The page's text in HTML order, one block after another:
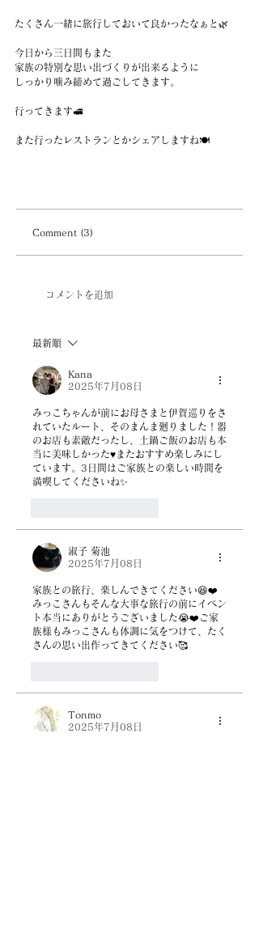
たくさん一緒に旅行しておいて良かったなぁと🌿
今日から三日間もまた
家族の特別な思い出づくりが出来るように
しっかり噛み締めて過ごしてきます。
行ってきます🚅
また行ったレストランとかシェアしますね🍽️
Comment (3)
コメントを追加
最新順
Kana
2025年7月08日
みっこちゃんが前にお母さまと伊賀巡りをさ
れていたルート、そのまんま廻りました！器
のお店も素敵だったし、土鍋ご飯のお店も本
当に美味しかった♥またおすすめ楽しみにし
ています。3日間はご家族との楽しい時間を
満喫してくださいね✨
淑子 菊池
2025年7月08日
家族との旅行、楽しんできてください😆❤️
みっこさんもそんな大事な旅行の前にイベン
ト本当にありがとうございました😭❤️ご家
族様もみっこさんも体調に気をつけて、たく
さんの思い出作ってきてください🥰
Tonmo
2025年7月08日